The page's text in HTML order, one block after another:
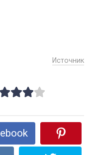
Источник